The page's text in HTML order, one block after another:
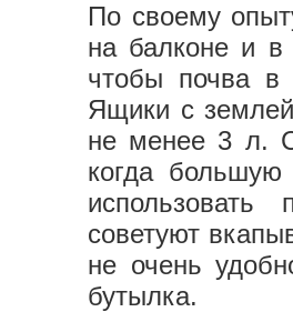
По своему
на балконе и в
чтобы почва в
Ящики с
не менее 3 л.
когда
советуют
не очень
бутылка.